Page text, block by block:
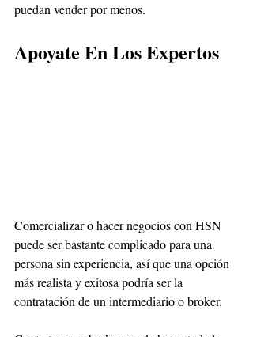
puedan vender por menos.
Apoyate En Los Expertos
Comercializar o hacer negocios con HSN
puede ser bastante complicado para una
persona sin experiencia, así que una opción
más realista y exitosa podría ser la
contratación de un intermediario o broker.